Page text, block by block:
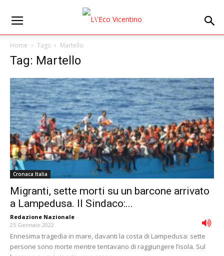
Home Tags Martello
Tag: Martello
Cronaca Italia
Migranti, sette morti su un barcone arrivato
a Lampedusa. Il Sindaco:...
Redazione Nazionale -
25 Gennaio 2022
Ennesima tragedia in mare, davanti la costa di Lampedusa: sette
persone sono morte mentre tentavano di raggiungere l’isola. Sul